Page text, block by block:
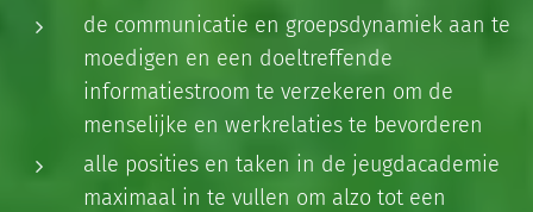
de communicatie en groepsdynamiek aan te
moedigen en een doeltreffende
informatiestroom te verzekeren om de
menselijke en werkrelaties te bevorderen
alle posities en taken in de jeugdacademie
maximaal in te vullen om alzo tot een